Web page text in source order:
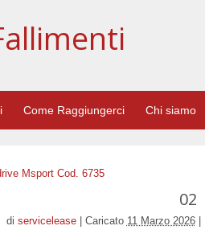
Come Raggiungerci Chi siamo
Msport Cod. 6735
02
di servicelease Caricato 11 Marzo 2026